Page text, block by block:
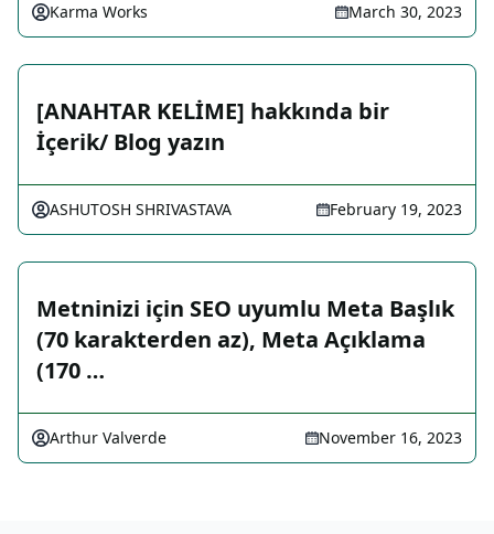
Karma Works March 30, 2023
[ANAHTAR KELİME] hakkında bir
İçerik/ Blog yazın
ASHUTOSH SHRIVASTAVA February 19, 2023
Metninizi için SEO uyumlu Meta Başlık
(70 karakterden az), Meta Açıklama
(170 …
Arthur Valverde November 16, 2023